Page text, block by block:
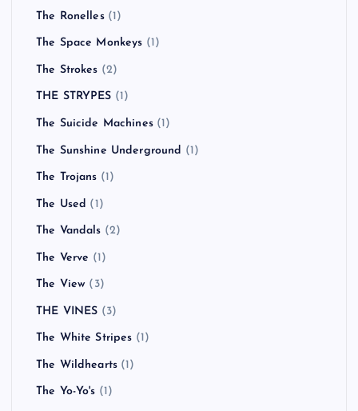
The Ronelles(1)
The Space Monkeys (1)
The Strokes (2)
THE STRYPES (1)
The Suicide Machines(1)
The Sunshine Underground (1)
The Trojans (1)
The Used (1)
The Vandals (2)
The Verve (1)
The View (3)
THE VINES (3)
The White Stripes (1)
The Wildhearts (1)
The Yo-Yo's (1)